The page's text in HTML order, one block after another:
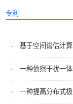
专利
基于空间谱估计
一种侦察干扰一
一种提高分布式